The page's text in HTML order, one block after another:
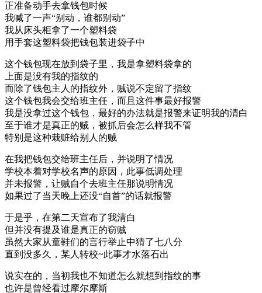
正准备动手去拿钱包时候
我喊了一声“别动，谁都别动”
我从床头柜拿了一个塑料袋
用手套这塑料袋把钱包装进袋子中
这个钱包现在放到袋子里，我是拿塑料袋拿的
上面是没有我的指纹的
而除了钱包主人的指纹外，贼说不定留了指纹
这个钱包我会交给班主任，而且这件事最好报警
我是没拿过这个钱包，最好的办法就是报警来证明我的清白
至于谁才是真正的贼，被抓后会怎么样我不管
特别是这种栽赃给别人的贼
在我把钱包交给班主任后，并说明了情况
学校本着对学校名声的原因，此事低调处理
并未报警，让贼自个去班主任那说明情况
如果过了当天晚上还没“自首”的话就报警
于是乎，在第二天宣布了我清白
但并没有提及谁是真正的窃贼
虽然大家从童鞋们的言行举止中猜了七八分
直到没多久，某人转校~此事才水落石出
说实在的，当初我也不知道怎么就想到指纹的事
也许是曾经看过摩尔摩斯